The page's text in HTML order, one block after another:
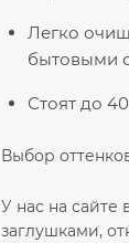
Легко
бытовыми
Стоят до
Выбор
У нас на сайте
заглушками,